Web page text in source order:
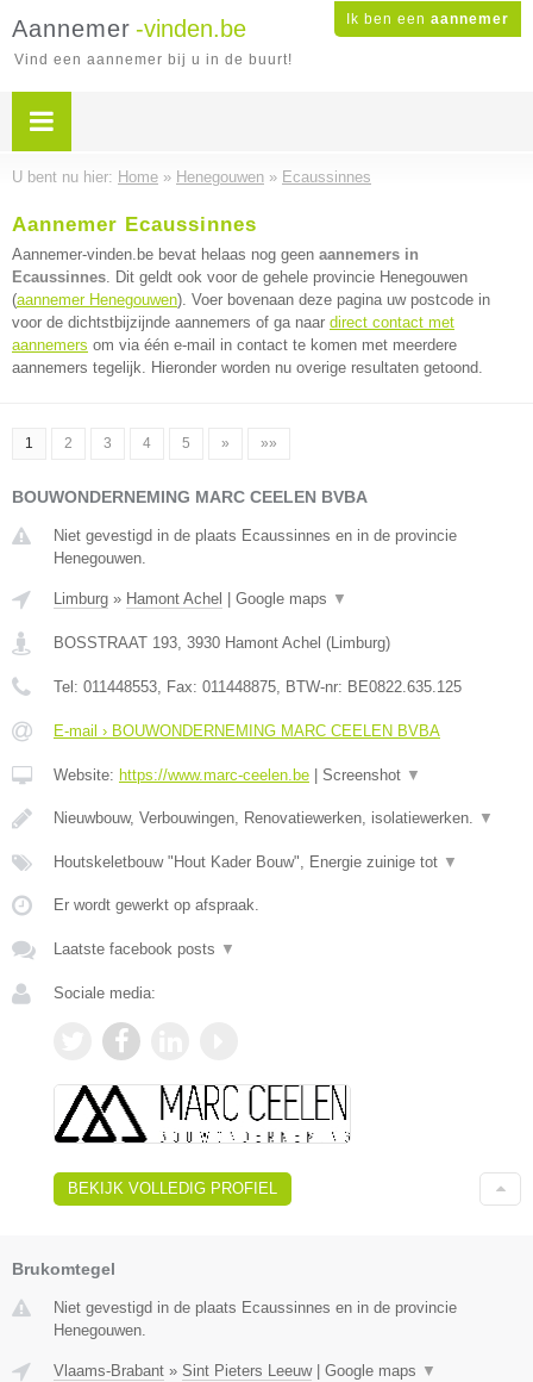
Ik ben een aannemer
Aannemer -vinden.be
Vind een aannemer bij u in de buurt!
U bent nu hier: Home » Henegouwen » Ecaussinnes
Aannemer Ecaussinnes
Aannemer-vinden.be bevat helaas nog geen aannemers in
Ecaussinnes. Dit geldt ook voor de gehele provincie Henegouwen
(aannemer Henegouwen). Voer bovenaan deze pagina uw postcode in
voor de dichtstbijzijnde aannemers of ga naar direct contact met
aannemers om via één e-mail in contact te komen met meerdere
aannemers tegelijk. Hieronder worden nu overige resultaten getoond.
1 2 3 4 5 » »»
BOUWONDERNEMING MARC CEELEN BVBA
Niet gevestigd in de plaats Ecaussinnes en in de provincie
Henegouwen.
Limburg » Hamont Achel Google maps ▼
BOSSTRAAT 193, 3930 Hamont Achel (Limburg)
Tel: 011448553, Fax: 011448875, BTW-nr: BE0822.635.125
E-mail › BOUWONDERNEMING MARC CEELEN BVBA
Website: https://www.marc-ceelen.be Screenshot ▼
Nieuwbouw, Verbouwingen, Renovatiewerken, isolatiewerken. ▼
Houtskeletbouw "Hout Kader Bouw", Energie zuinige tot ▼
Er wordt gewerkt op afspraak.
Laatste facebook posts ▼
Sociale media:
BEKIJK VOLLEDIG PROFIEL
Brukomtegel
Niet gevestigd in de plaats Ecaussinnes en in de provincie
Henegouwen.
Vlaams-Brabant » Sint Pieters Leeuw| Google maps ▼